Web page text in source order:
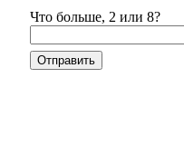
Что больше, 2 или 8?